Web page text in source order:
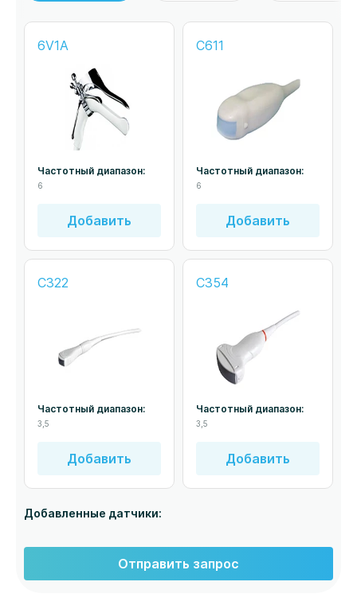
6V1A
Частотный диапазон:
6
Добавить
C611
Частотный диапазон:
6
Добавить
C322
Частотный диапазон:
3,5
Добавить
C354
Частотный диапазон:
3,5
Добавить
Добавленные датчики:
Отправить запрос